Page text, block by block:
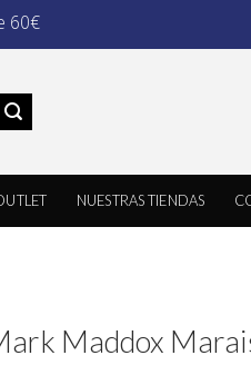
60€
NUESTRAS TIENDAS
Maddox